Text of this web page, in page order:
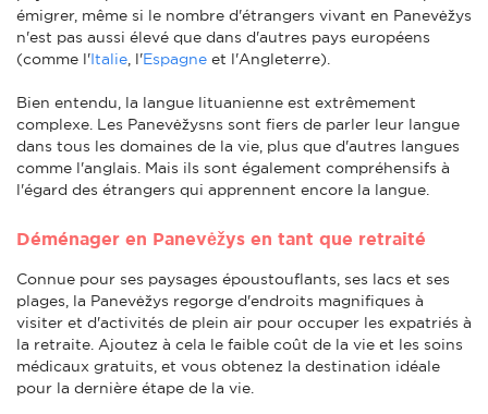
émigrer, même si le nombre d'étrangers vivant en Panevėžys
n'est pas aussi élevé que dans d'autres pays européens
(comme l'Italie , l'Espagne et l'Angleterre).
Bien entendu, la langue lituanienne est extrêmement
complexe. Les Panevėžysns sont fiers de parler leur langue
dans tous les domaines de la vie, plus que d'autres langues
comme l'anglais. Mais ils sont également compréhensifs à
l'égard des étrangers qui apprennent encore la langue.
Déménager en Panevėžys en tant que retraité
Connue pour ses paysages époustouflants, ses lacs et ses
plages, la Panevėžys regorge d'endroits magnifiques à
visiter et d'activités de plein air pour occuper les expatriés à
la retraite. Ajoutez à cela le faible coût de la vie et les soins
médicaux gratuits, et vous obtenez la destination idéale
pour la dernière étape de la vie.